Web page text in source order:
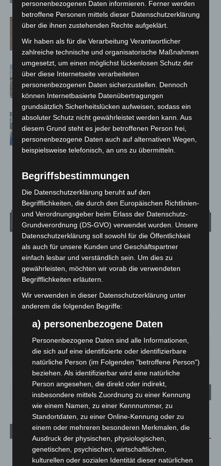
Late-Zoo im Erlebnis-Zoo Hannover:
Landesgartenschau Bad Nenndorf
erreicht Halbzeit mit 350.000
Besuchen
Maker Faire Hannover 2026 bringt
Technik-Wissen auf die Bühne
LANGENHAGEN
Ein Paar Wolken
14.8
14°
73% 2.2m/s 17%
FR.
25°
SA.
26°
SO.
31°
MO.
35°
DI.
20
Aktuelle Beiträge
Brand im „Haus der Begegnung“ in Neuwarmbüchen schnell
eingedämmt
personenbezogenen Daten informieren. Ferner werden
betroffene Personen mittels dieser Datenschutzerklärung
über die ihnen zustehenden Rechte aufgeklärt.
Wir haben als für die Verarbeitung Verantwortlicher
zahlreiche technische und organisatorische Maßnahmen
umgesetzt, um einen möglichst lückenlosen Schutz der
über diese Internetseite verarbeiteten
personenbezogenen Daten sicherzustellen. Dennoch
können Internetbasierte Datenübertragungen
grundsätzlich Sicherheitslücken aufweisen, sodass ein
absoluter Schutz nicht gewährleistet werden kann. Aus
diesem Grund steht es jeder betroffenen Person frei,
personenbezogene Daten auch auf alternativen Wegen,
beispielsweise telefonisch, an uns zu übermitteln.
Begriffsbestimmungen
Die Datenschutzerklärung beruht auf den
Begrifflichkeiten, die durch den Europäischen Richtlinien-
und Verordnungsgeber beim Erlass der Datenschutz-
Grundverordnung (DS-GVO) verwendet wurden. Unsere
Datenschutzerklärung soll sowohl für die Öffentlichkeit
als auch für unsere Kunden und Geschäftspartner
einfach lesbar und verständlich sein. Um dies zu
gewährleisten, möchten wir vorab die verwendeten
Begrifflichkeiten erläutern.
Wir verwenden in dieser Datenschutzerklärung unter
anderem die folgenden Begriffe:
a) personenbezogene Daten
Personenbezogene Daten sind alle Informationen,
die sich auf eine identifizierte oder identifizierbare
natürliche Person (im Folgenden "betroffene Person")
beziehen. Als identifizierbar wird eine natürliche
Person angesehen, die direkt oder indirekt,
insbesondere mittels Zuordnung zu einer Kennung
wie einem Namen, zu einer Kennnummer, zu
Standortdaten, zu einer Online-Kennung oder zu
einem oder mehreren besonderen Merkmalen, die
Ausdruck der physischen, physiologischen,
genetischen, psychischen, wirtschaftlichen,
kulturellen oder sozialen Identität dieser natürlichen